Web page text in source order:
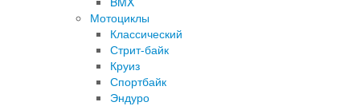
Мотоциклы
Классический
Стрит-байк
Круиз
Спортбайк
Эндуро